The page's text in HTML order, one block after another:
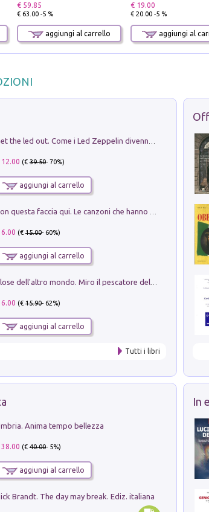
€ 59.85
€ 63.00 -5 %
aggiungi al carrello
€ 19.00
€ 20.00 -5 %
aggiungi al
12.00 (€39.50- 70%)
aggiungi al carrello
6.00 (€15.00- 60%)
aggiungi al carrello
Klose dell'altro mondo. Miro il pescatore del goal
6.00 (€15.90- 62%)
aggiungi al carrello
Tutti i libri
Anima tempo bellezza
38.00 (€40.00- 5%)
aggiungi al carrello
Brandt. The day may break. Ediz. italiana
In